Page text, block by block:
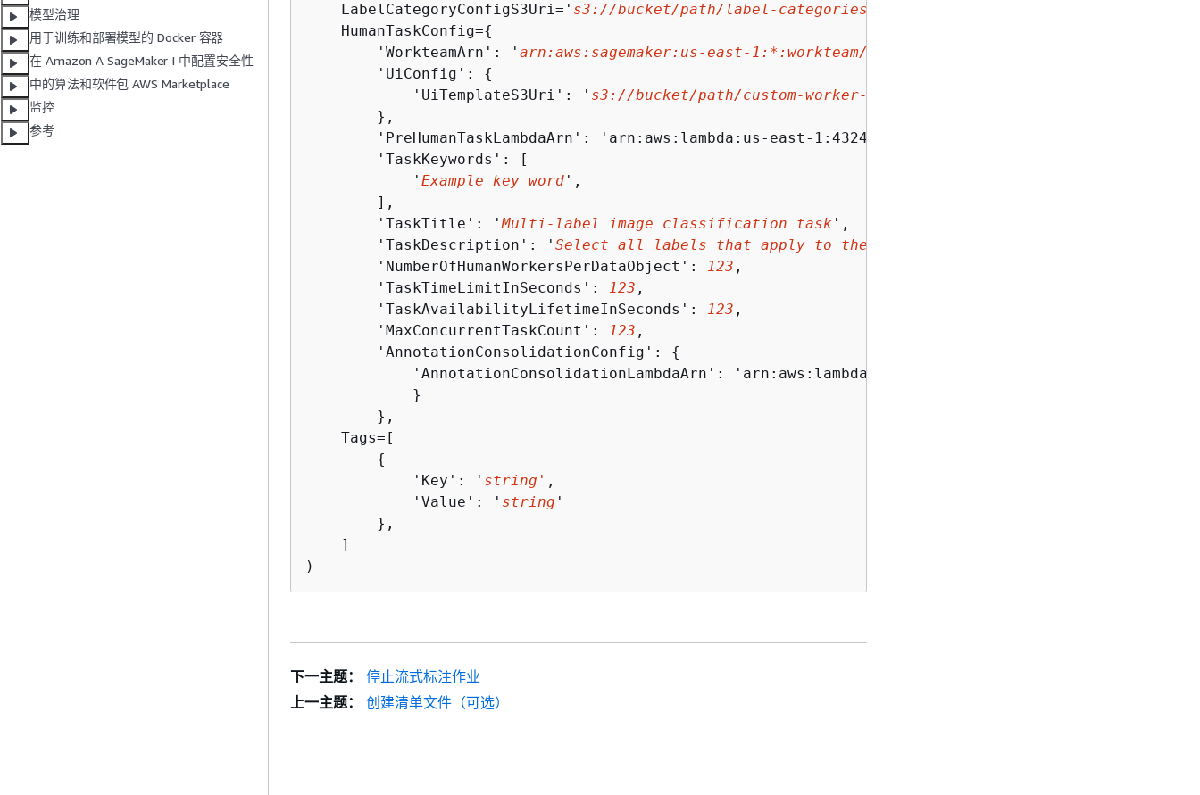
模型治理
用于训练和部署模型的 Docker 容器
在 Amazon A SageMaker I 中配置安全性
中的算法和软件包 AWS Marketplace
监控
参考
    LabelCategoryConfigS3Uri='
s3://bucket/path/label-categories.json
    HumanTaskConfig=
{
        'WorkteamArn': '
arn:aws:sagemaker:us-east-1:*:workteam/private-crowd/*
        'UiConfig':
{
            'UiTemplateS3Uri': '
s3://bucket/path/custom-worker-task-template.html
        },
        'PreHumanTaskLambdaArn': 'arn:aws:lambda:us-east-1:432418664414:function:PRE-
        'TaskKeywords': [
            '
Example key word ',
        ],
        'TaskTitle': '
Multi-label image classification task ',
        'TaskDescription': '
Select all labels that apply to the images shown
        'NumberOfHumanWorkersPerDataObject':
123 ,
        'TaskTimeLimitInSeconds':
123 ,
        'TaskAvailabilityLifetimeInSeconds':
123 ,
        'MaxConcurrentTaskCount':
123 ,
        'AnnotationConsolidationConfig':
{
            'AnnotationConsolidationLambdaArn': 'arn:aws:lambda:us-east-1:432418664414:function:ACS-
            }
        },
    Tags=[
{
            'Key': '
string' ,
            'Value': '
string '
        },
    ]
)
下一主题：
停止流式标注作业
上一主题：
创建清单文件（可选）